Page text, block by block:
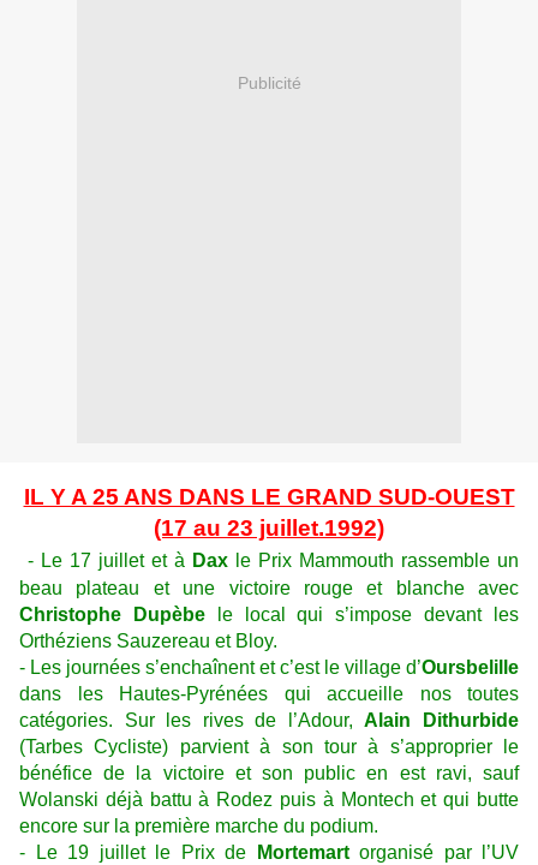
Publicité
IL Y A 25 ANS DANS LE GRAND SUD-OUEST
(17 au 23 juillet.1992)
- Le 17 juillet et à Dax le Prix Mammouth rassemble un
beau plateau et une victoire rouge et blanche avec
Christophe Dupèbele local qui s’impose devant les
Orthéziens Sauzereau et Bloy.
- Les journées s’enchaînent et c’est le village d’Oursbelille
dans les Hautes-Pyrénées qui accueille nos toutes
catégories. Sur les rives de l’Adour,Alain Dithurbide
(Tarbes Cycliste) parvient à son tour à s’approprier le
bénéfice de la victoire et son public en est ravi, sauf
Wolanski déjà battu à Rodez puis à Montech et qui butte
encore sur la première marche du podium.
- Le 19 juillet le Prix de
Mortemartorganisé par l’UV